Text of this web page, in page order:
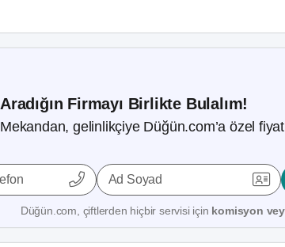
Aradığın Firmayı Birlikte Bulalım!
Mekandan, gelinlikçiye Düğün.com’a özel
Ad Soyad
Düğün.com, çiftlerden hiçbir servisi için komisyon